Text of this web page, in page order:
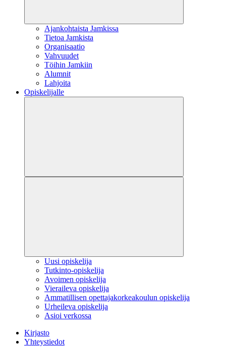
Ajankohtaista Jamkissa
Tietoa Jamkista
Organisaatio
Vahvuudet
Töihin Jamkiin
Alumnit
Lahjoita
Opiskelijalle
Uusi opiskelija
Tutkinto-opiskelija
Avoimen opiskelija
Vieraileva opiskelija
Ammatillisen opettajakorkeakoulun opiskelija
Urheileva opiskelija
Asioi verkossa
Kirjasto
Yhteystiedot